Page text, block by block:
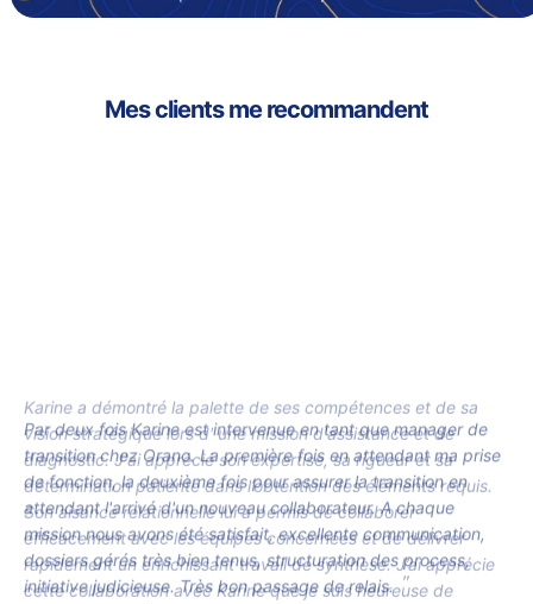
Mes clients me recommandent
Par deux fois Karine est intervenue en tant que manager de
transition chez Orano. La première fois en attendant ma prise
de fonction, la deuxième fois pour assurer la transition en
attendant l'arrivé d'un nouveau collaborateur. A chaque
mission nous avons été satisfait, excellente communication,
dossiers gérés très bien tenus, structuration des process,
initiative judicieuse. Très bon passage de relais.